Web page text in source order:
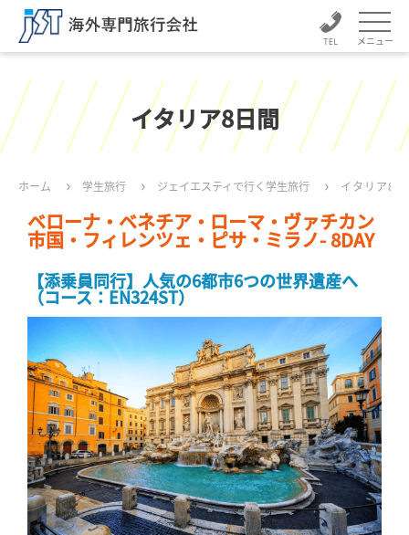
メニュー
イタリア8日間
ホーム 学生旅行 ジェイエスティで行く学生旅行 イタリア8
ベローナ・ベネチア・ローマ・ヴァチカン
市国・フィレンツェ・ピサ・ミラノ- 8DAY
【添乗員同行】人気の6都市6つの世界遺産へ
（コース：EN324ST）